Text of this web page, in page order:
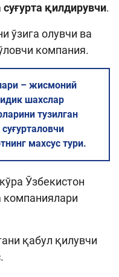
суғурта қилдирувчи.
ўзига олувчи ва
компания.
– жисмоний
шахслар
тузилган
махсус тури.
Ўзбекистон
компаниялари
қабул қилувчи